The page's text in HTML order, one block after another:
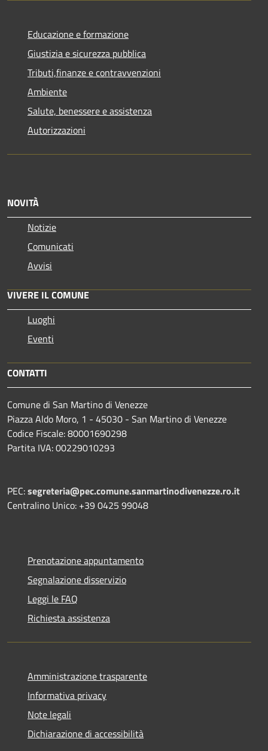
Educazione e formazione
Giustizia e sicurezza pubblica
Tributi,finanze e contravvenzioni
Ambiente
Salute, benessere e assistenza
Autorizzazioni
NOVITÀ
Notizie
Comunicati
Avvisi
VIVERE IL COMUNE
Luoghi
Eventi
CONTATTI
Comune di San Martino di Venezze
Piazza Aldo Moro, 1 - 45030 - San Martino di Venezze
Codice Fiscale: 80001690298
Partita IVA: 00229010293
PEC:segreteria@pec.comune.sanmartinodivenezze.ro.it
Centralino Unico: +39 0425 99048
Prenotazione appuntamento
Segnalazione disservizio
Leggi le FAQ
Richiesta assistenza
Amministrazione trasparente
Informativa privacy
Note legali
Dichiarazione di accessibilità